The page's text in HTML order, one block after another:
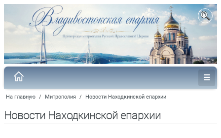
На главную / Митрополия / Новости Находкинской епархии
Новости Находкинской епархии